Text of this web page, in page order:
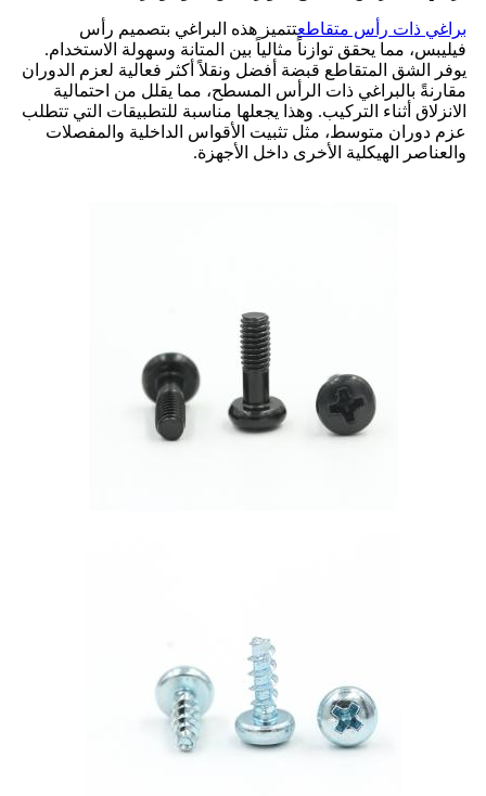
براغي ذات رأس متقاطعتتميز هذه البراغي بتصميم رأس
فيليبس، مما يحقق توازناً مثالياً بين المتانة وسهولة الاستخدام.
يوفر الشق المتقاطع قبضة أفضل ونقلاً أكثر فعالية لعزم الدوران
مقارنةً بالبراغي ذات الرأس المسطح، مما يقلل من احتمالية
الانزلاق أثناء التركيب. وهذا يجعلها مناسبة للتطبيقات التي تتطلب
عزم دوران متوسط، مثل تثبيت الأقواس الداخلية والمفصلات
والعناصر الهيكلية الأخرى داخل الأجهزة.